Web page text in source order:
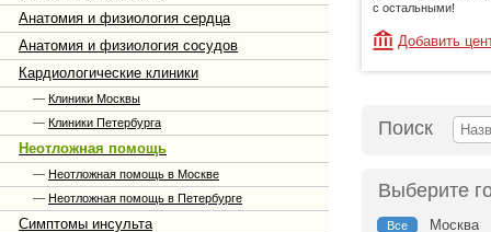
Анатомия и физиология сердца
Анатомия и физиология сосудов
Кардиологические клиники
— Клиники Москвы
— Клиники Петербурга
Неотложная помощь
— Неотложная помощь в Москве
— Неотложная помощь в Петербурге
Симптомы инсульта
с остальными!
Добавить
Поиск
Выберите
Все
Москва